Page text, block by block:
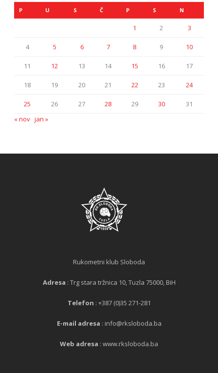
P U S Č P S N
1 2 3
4 5 6 7 8 9 10
11 12 13 14 15 16 17
18 19 20 21 22 23 24
25 26 27 28 29 30
31
« nov jan »
Rukometni klub Sloboda
Adresa : Trg stara tržnica 10, Tuzla 75000, BiH
Telefon : +387 (0)35 271-281
E-mail adresa : info@rksloboda.ba
Web adresa : www.rksloboda.ba